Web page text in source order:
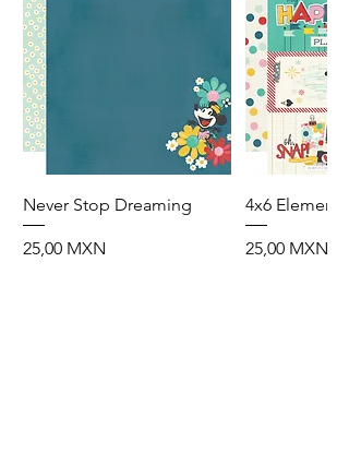
Never Stop Dreaming
Precio
25,00 MXN
4x6 Elements
Precio
25,00 MXN